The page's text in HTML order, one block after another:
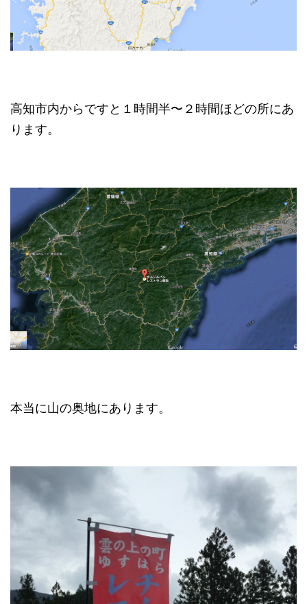
高知市内からですと１時間半〜２時間ほどの所にあ
ります。
本当に山の奥地にあります。